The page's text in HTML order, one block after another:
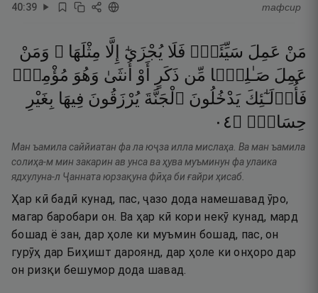
40:39 тафсир
مَنْ عَمِلَ سَيِّئَةًۭ فَلَا يُجْزَىٰٓ إِلَّا مِثْلَهَا ۖ وَمَنْ
عَمِلَ صَـٰلِحًۭا مِّن ذَكَرٍ أَوْ أُنثَىٰ وَهُوَ مُؤْمِنٌۭ
فَأُو۟لَـٰٓئِكَ يَدْخُلُونَ ٱلْجَنَّةَ يُرْزَقُونَ فِيهَا بِغَيْرِ
حِسَابٍۢ ۝٤٠
Ман ъамила саййиатан фа ла юҷза илла мислаҳа. Ва ман ъамила
солиҳа-м мин закарин ав унса ва ҳува муъминун фа улаика
ядхулуна-л Ҷанната юрзақуна фӣҳа би ғайри ҳисаб.
Ҳар кӣ бадӣ кунад, пас, ҷазо дода намешавад ӯро,
магар баробари он. Ва ҳар кӣ кори некӯ кунад, мард
бошад ё зан, дар ҳоле ки муъмин бошад, пас, он
гурӯҳ дар Биҳишт дароянд, дар ҳоле ки онҳоро дар
он ризқи бешумор дода шавад.